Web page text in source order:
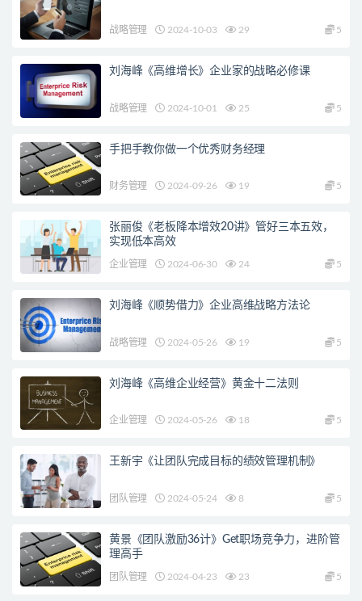
战略管理 2024-10-03 29 5
刘海峰《高维增长》企业家的战略必修课
战略管理 2024-10-01 25 5
手把手教你做一个优秀财务经理
财务管理 2024-09-26 19 5
张丽俊《老板降本增效20讲》管好三本五效，
实现低本高效
企业管理 2024-06-30 24 5
刘海峰《顺势借力》企业高维战略方法论
战略管理 2024-05-26 19 5
刘海峰《高维企业经营》黄金十二法则
企业管理 2024-05-26 18 5
王新宇《让团队完成目标的绩效管理机制》
团队管理 2024-05-24 8 5
黄景《团队激励36计》Get职场竞争力，进阶管
理高手
团队管理 2024-04-23 23 5